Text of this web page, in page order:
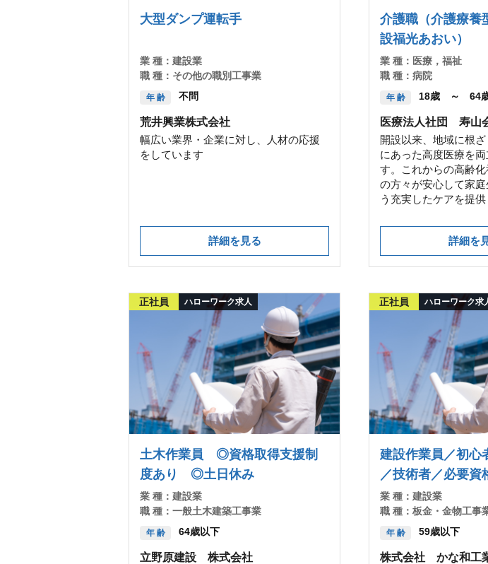
大型ダンプ運転手
業 種： 建設業
職 種： その他の職別工事業
年 齢 不問
荒井興業株式会社
幅広い業界・企業に対し、人材の応援
をしています
詳細を見る
介護職（介護療養
設福光あおい）
業 種： 医療，福祉
職 種： 病院
年 齢 18歳 ～ 64
医療法人社団 寿山
開設以来、地域に根
にあった高度医療を
す。これからの高齢
の方々が安心して家
う充実したケアを提供
詳細を
正社員 ハローワーク求人
土木作業員 ◎資格取得支援制
度あり ◎土日休み
業 種： 建設業
職 種： 一般土木建築工事業
年 齢 64歳以下
立野原建設 株式会社
正社員 ハローワーク求
建設作業員／初心
／技術者／必要資
業 種： 建設業
職 種： 板金・金物工事
年 齢 59歳以下
株式会社 かな和工